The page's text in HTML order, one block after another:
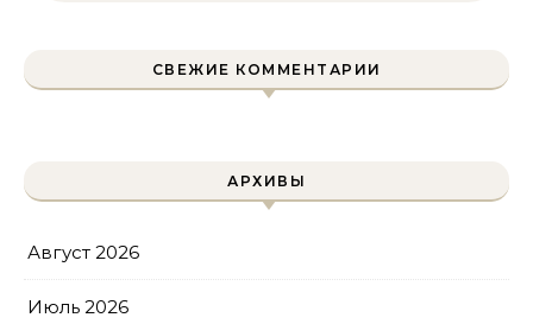
СВЕЖИЕ КОММЕНТАРИИ
АРХИВЫ
Август 2026
Июль 2026